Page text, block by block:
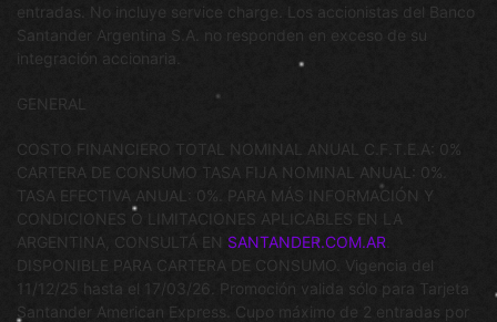
entradas. No incluye service charge. Los accionistas del Banco
Santander Argentina S.A. no responden en exceso de su
integración accionaria.
GENERAL
COSTO FINANCIERO TOTAL NOMINAL ANUAL C.F.T.E.A: 0%
CARTERA DE CONSUMO TASA FIJA NOMINAL ANUAL: 0%.
TASA EFECTIVA ANUAL: 0%. PARA MÁS INFORMACIÓN Y
CONDICIONES O LIMITACIONES APLICABLES EN LA
ARGENTINA, CONSULTÁ EN SANTANDER.COM.AR
DISPONIBLE PARA CARTERA DE CONSUMO. Vigencia del
11/12/25 hasta el 17/03/26. Promoción valida sólo para Tarjeta
Santander American Express. Cupo máximo de 2 entradas por